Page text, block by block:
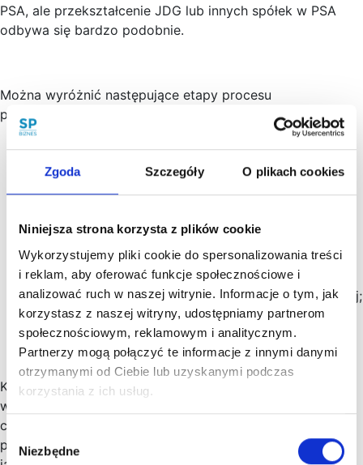
Zgoda Szczegóły O plikach cookies
Niniejsza strona korzysta z plików cookie
Wykorzystujemy pliki cookie do spersonalizowania treści
i reklam, aby oferować funkcje społecznościowe i
analizować ruch w naszej witrynie. Informacje o tym, jak
korzystasz z naszej witryny, udostępniamy partnerom
społecznościowym, reklamowym i analitycznym.
Partnerzy mogą połączyć te informacje z innymi danymi
otrzymanymi od Ciebie lub uzyskanymi podczas
korzystania z ich usług.
zgody
Niezbędne
PSA, ale przekształcenie JDG lub innych spółek w PSA
odbywa się bardzo podobnie.
Można wyróżnić następujące etapy procesu
przekształcenia:
Sporządzenie planu przekształcenia spółki wraz z
załącznikami;
Zawiadomienie wspólników spółki o zamiarze
przekształcenia;
Powzięcie uchwały o przekształceniu spółki;
Powołanie członków organów prostej spółki akcyjnej;
Zawarcie umowy spółki,
Dokonanie w KRS wpisu prostej spółki akcyjnej i
wykreślenia spółki z o.o.
Każdy z etapów wiąże się z określonymi formalnościami i
wymaga przygotowania odpowiednich dokumentów, jak
choćby umowy spółki przekształcanej. Do skutecznego
przekształcenia potrzeba tez spełnić inne warunki, takie